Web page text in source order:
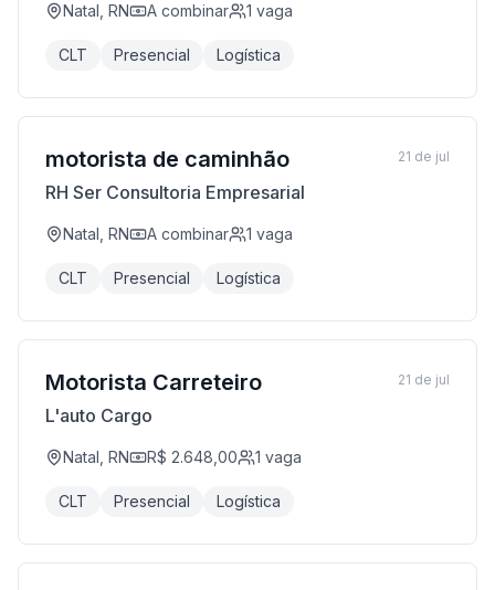
Natal, RN A combinar 1 vaga
CLT Presencial Logística
motorista de caminhão
RH Ser Consultoria Empresarial
Natal, RN A combinar 1 vaga
CLT Presencial Logística
21 de jul
Motorista Carreteiro
L'auto Cargo
Natal, RN R$ 2.648,00 1 vaga
CLT Presencial Logística
21 de jul